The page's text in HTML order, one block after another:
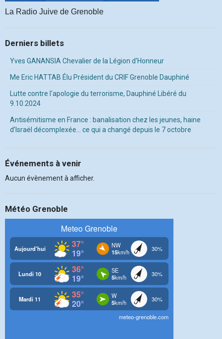
La Radio Juive de Grenoble
Derniers billets
Yves GANANSIA Chevalier de la Légion d'Honneur
Me Eric HATTAB Élu Président du CRIF Grenoble Dauphiné
Lutte contre l'apologie du terrorisme, Dauphiné Libéré du
9.10.2024
Antisémitisme en France : banalisation chez les jeunes, haine
d’Israël décomplexée… ce qui a changé depuis le 7 octobre
Événements à venir
Aucun évènement à afficher.
Météo Grenoble